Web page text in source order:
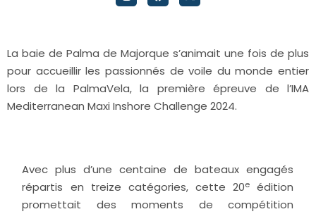
La baie de Palma de Majorque s’animait une fois de plus
pour accueillir les passionnés de voile du monde entier
lors de la PalmaVela, la première épreuve de l’IMA
Mediterranean Maxi Inshore Challenge 2024.
Avec plus d’une centaine de bateaux engagés
répartis en treize catégories, cette 20e
édition
promettait des moments de compétition